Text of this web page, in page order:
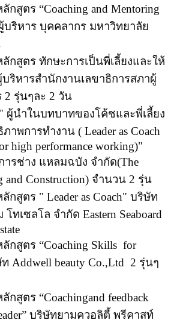
กสูตร “Coaching and Mentoring
บริหาร บุคคลากร มหาวิทยาลัย
กสูตร ทักษะการเป็นพี่เลี้ยงและให้
ริหารสำนักงานเลขาธิการสภาผู้
รุ่นๆละ 2 วัน
ผู้นำในบทบาทของโค้ชและพี่เลี้ยง
ภาพการทำงาน ( Leader as Coach
high performance working)"
รช่าง แหลมฉบัง จำกัด(The
and Construction) จำนวน 2 รุ่น
กสูตร " Leader as Coach" บริษัท
โทเซลโล จำกัด Eastern Seaboard
ลักสูตร “Coaching Skills for
Addwell beauty Co.,Ltd 2 รุ่นๆ
กสูตร “Coachingand feedback
” บริษัทยามควอลิตี้ พรีคาสท์